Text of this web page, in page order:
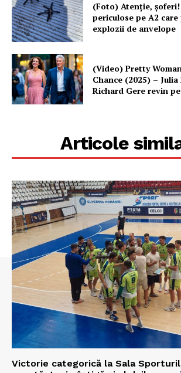
(Foto) Atenție,
periculose pe A2
explozii de anvelope
(Video) Pretty
Chance (2025) –
Richard Gere revin
Articole
Victorie categorică la Sala